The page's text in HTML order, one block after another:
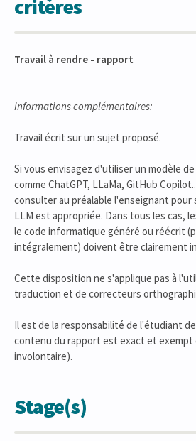
critères
Travail à rendre - rapport
Informations complémentaires:
Travail écrit sur un sujet proposé.
Si vous envisagez d'utiliser un modèle
comme ChatGPT, LLaMa, GitHub
consulter au préalable l'enseignant pour
LLM est appropriée. Dans tous les cas,
le code informatique généré ou réécrit
intégralement) doivent être clairement
Cette disposition ne s'applique pas à
traduction et de correcteurs
Il est de la responsabilité de l'étudiant
contenu du rapport est exact et exempt
involontaire).
Stage(s)